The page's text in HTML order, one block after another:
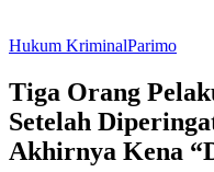
Hukum KriminalParimo
Tiga Orang
Setelah
Akhirnya Kena